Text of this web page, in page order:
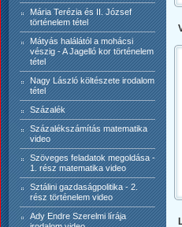
Mária Terézia és II. József
történelem tétel
Mátyás halálától a mohácsi
vészig - A Jagelló kor történelem
tétel
Nagy László költészete irodalom
tétel
Százalék
Százalékszámítás matematika
video
Szöveges feladatok megoldása -
1. rész matematika video
Sztálini gazdaságpolitika - 2.
rész történelem video
Ady Endre Szerelmi lírája